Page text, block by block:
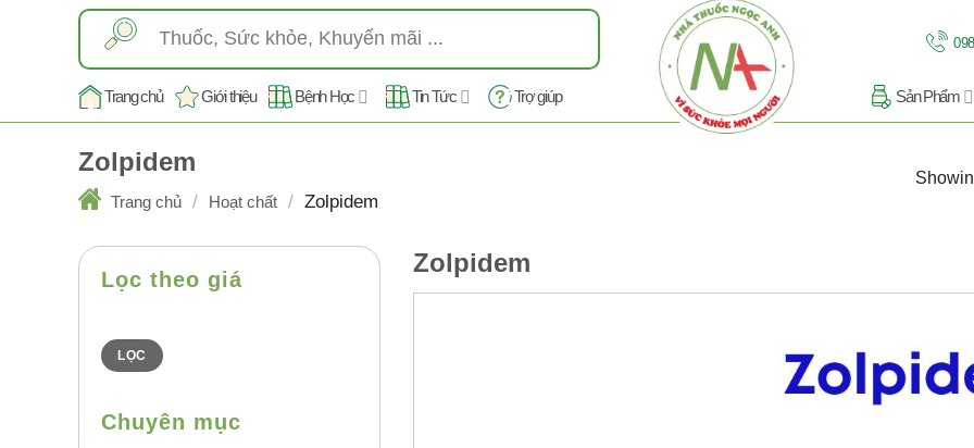
kiếm:
Trang chủ Giới thiệu Bệnh Học Tin Tức Trợ giúp Sản Phẩm
Zolpidem
Trang chủ / Hoạt chất / Zolpidem
Lọc theo giá
thấp
nhất
cao
nhấtLỌC
Chuyên mục
Zolpidem